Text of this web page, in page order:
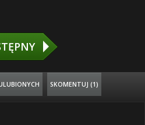
SKOMENTUJ (1)